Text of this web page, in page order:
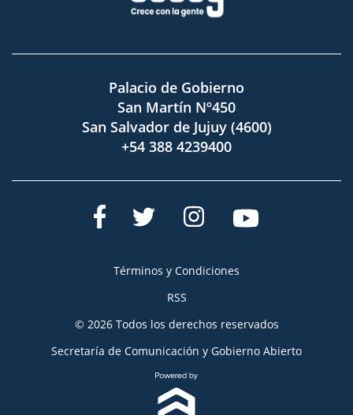
Palacio de Gobierno
San Martín Nº450
San Salvador de Jujuy (4600)
+54 388 4239400
Términos y Condiciones
RSS
© 2026 Todos los derechos reservados
Secretaría de Comunicación y Gobierno Abierto